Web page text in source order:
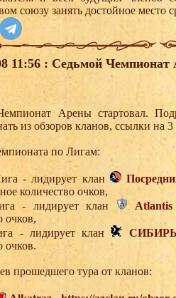
союзу занять достойное место
11:56 : Седьмой
Арены стартовал.
из обзоров кланов, ссылки
по Лигам:
- лидирует клан
количество очков,
- лидирует клан
Atlantis
очков,
- лидирует клан
очков.
прошедшего тура от кланов: